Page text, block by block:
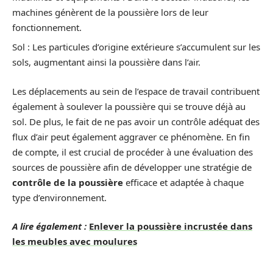
machines génèrent de la poussière lors de leur
fonctionnement.
Sol : Les particules d’origine extérieure s’accumulent sur les
sols, augmentant ainsi la poussière dans l’air.
Les déplacements au sein de l’espace de travail contribuent
également à soulever la poussière qui se trouve déjà au
sol. De plus, le fait de ne pas avoir un contrôle adéquat des
flux d’air peut également aggraver ce phénomène. En fin
de compte, il est crucial de procéder à une évaluation des
sources de poussière afin de développer une stratégie de
contrôle de la poussière efficace et adaptée à chaque
type d’environnement.
A lire également : Enlever la poussière incrustée dans
les meubles avec moulures